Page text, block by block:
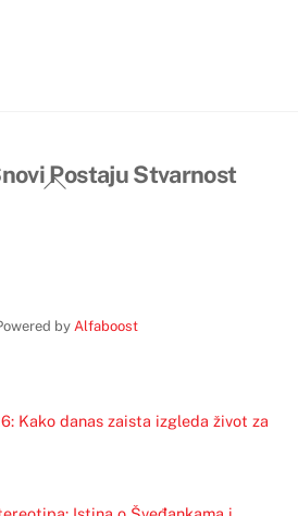
Back
Postaju Stvarnost
by Alfaboost
Kako danas zaista izgleda život za